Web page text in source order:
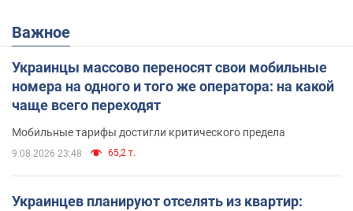
Важное
Украинцы массово переносят свои мобильные
номера на одного и того же оператора: на какой
чаще всего переходят
Мобильные тарифы достигли критического предела
9.08.2026 23:48 65,2 т.
Украинцев планируют отселять из квартир: